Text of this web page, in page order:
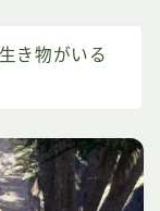
き物がいる